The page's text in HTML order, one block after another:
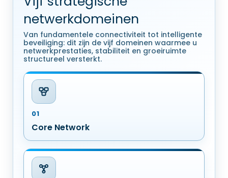
netwerkdomeinen
Van fundamentele connectiviteit tot intelligente
beveiliging: dit zijn de vijf domeinen waarmee u
netwerkprestaties, stabiliteit en groeiruimte
structureel versterkt.
01
Core Network